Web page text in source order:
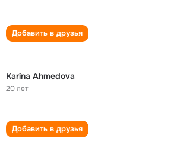
Добавить в друзья
Karina Ahmedova
20 лет
Добавить в друзья